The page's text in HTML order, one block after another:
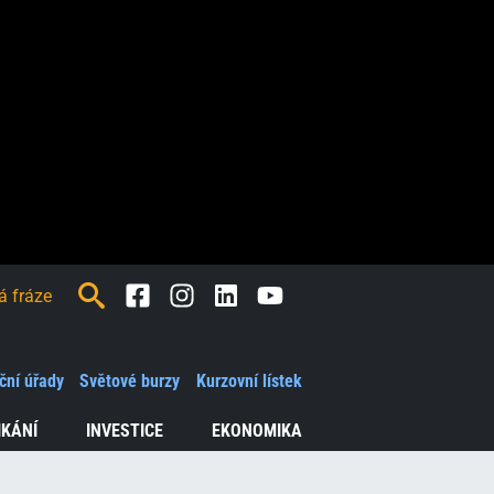
INVESTICE EKONOMIKA
úřady Světové burzy Kurzovní lístek
FacebookInstagramLinkedInYoutube